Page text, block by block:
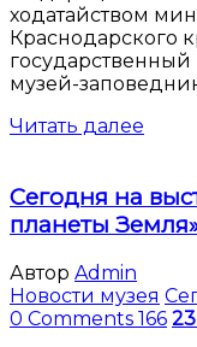
ходатайством
Краснодарского
музей-
Читать далее
Сегодня на
планеты
Автор Admin
Новости музея
0 Comments 166 23